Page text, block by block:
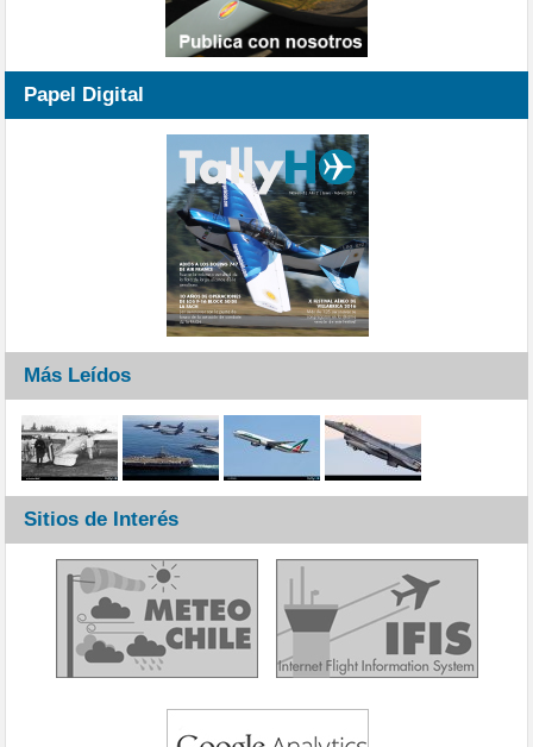
Papel Digital
Más Leídos
Sitios de Interés